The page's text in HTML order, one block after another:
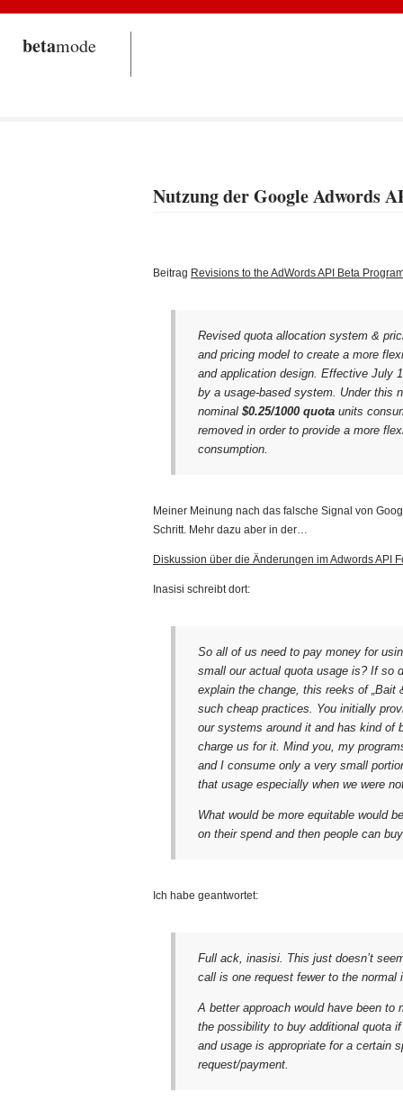
betamode
Nutzung der Google Adwords
Beitrag Revisions to the AdWords API Beta
Revised quota allocation system &
and pricing model to create a more
and application design. Effective July
by a usage-based system. Under this
nominal $0.25/1000 quota units
removed in order to provide a more
consumption.
Meiner Meinung nach das falsche Signal von
Schritt. Mehr dazu aber in der…
Diskussion über die Änderungen im Adwords API
Inasisi schreibt dort:
So all of us need to pay money for
small our actual quota usage is? If so
explain the change, this reeks of „Bait
such cheap practices. You initially
our systems around it and has kind of
charge us for it. Mind you, my
and I consume only a very small
that usage especially when we were
What would be more equitable would
on their spend and then people can
Ich habe geantwortet:
Full ack, inasisi. This just doesn’t
call is one request fewer to the
A better approach would have been to
the possibility to buy additional quota
and usage is appropriate for a certain
request/payment.